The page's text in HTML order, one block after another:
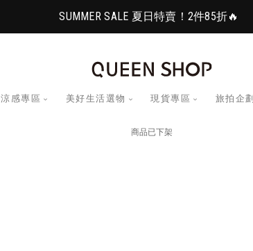
SUMMER SALE 夏日特賣！2件85折🔥
涼感專區 美好生活選物 現貨專區 旅拍企劃
商品已下架